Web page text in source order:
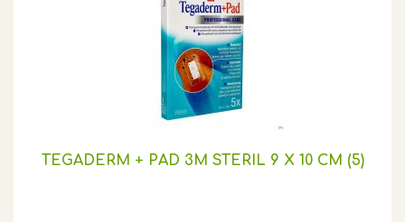
TEGADERM + PAD 3M STERIL 9 X 10 CM (5)